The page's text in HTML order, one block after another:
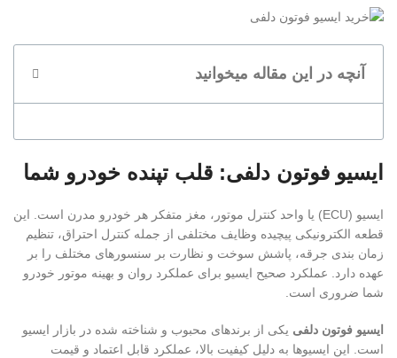
آنچه در این مقاله میخوانید
ایسیو فوتون دلفی: قلب تپنده خودرو شما
ایسیو (ECU) یا واحد کنترل موتور، مغز متفکر هر خودرو مدرن است. این
قطعه الکترونیکی پیچیده وظایف مختلفی از جمله کنترل احتراق، تنظیم
زمان بندی جرقه، پاشش سوخت و نظارت بر سنسورهای مختلف را بر
عهده دارد. عملکرد صحیح ایسیو برای عملکرد روان و بهینه موتور خودرو
شما ضروری است.
ایسیو فوتون دلفی یکی از برندهای محبوب و شناخته شده در بازار ایسیو
است. این ایسیوها به دلیل کیفیت بالا، عملکرد قابل اعتماد و قیمت